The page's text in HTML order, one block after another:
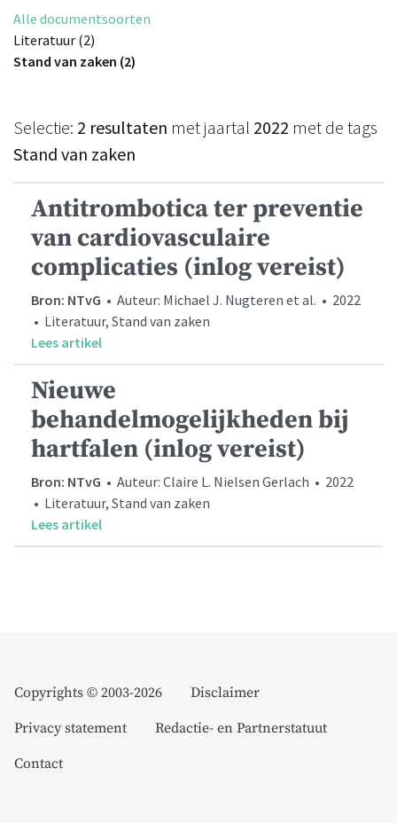
Alle documentsoorten
Literatuur (2)
Stand van zaken (2)
Selectie: 2 resultaten met jaartal 2022 met de tags
Stand van zaken
Antitrombotica ter preventie
van cardiovasculaire
complicaties (inlog vereist)
Bron: NTvG • Auteur: Michael J. Nugteren et al. • 2022
• Literatuur, Stand van zaken
Lees artikel
Nieuwe
behandelmogelijkheden bij
hartfalen (inlog vereist)
Bron: NTvG • Auteur: Claire L. Nielsen Gerlach • 2022
• Literatuur, Stand van zaken
Lees artikel
Copyrights © 2003-2026
Disclaimer
Privacy statement
Redactie- en Partnerstatuut
Contact